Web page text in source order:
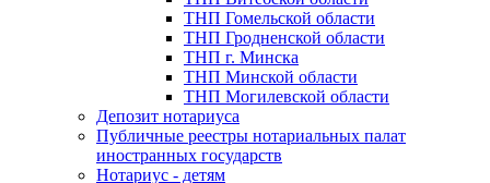
ТНП Гомельской области
ТНП Гродненской области
ТНП г. Минска
ТНП Минской области
ТНП Могилевской области
Депозит нотариуса
Публичные реестры нотариальных палат
иностранных государств
Нотариус - детям